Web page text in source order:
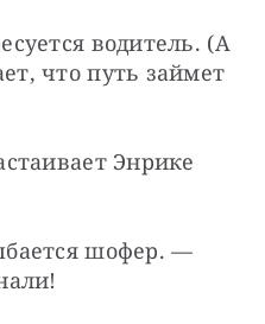
водитель. (А
что путь займет
Энрике
шофер. —